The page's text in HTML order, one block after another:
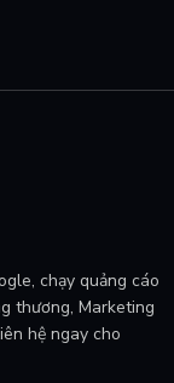
chạy quảng cáo
thương, Marketing
hệ ngay cho